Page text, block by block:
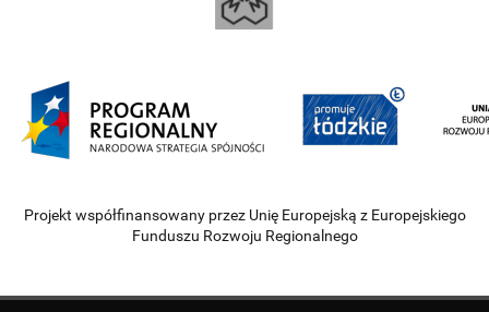
Projekt współfinansowany przez Unię Europejską z Europejskiego
Funduszu Rozwoju Regionalnego